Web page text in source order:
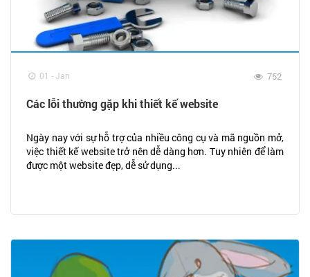
01 - Jan 752
Các lỗi thường gặp khi thiết kế website
Ngày nay với sự hỗ trợ của nhiều công cụ và mã nguồn mở,
việc thiết kế website trở nên dễ dàng hơn. Tuy nhiên để làm
được một website đẹp, dễ sử dụng...